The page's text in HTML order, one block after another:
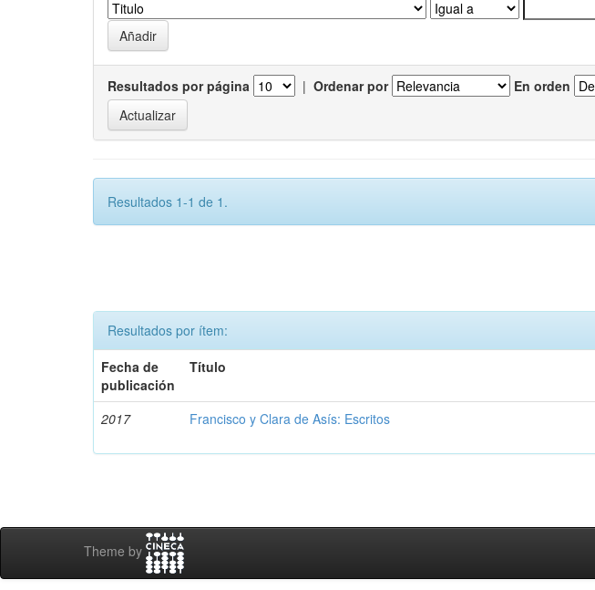
Resultados por página | Ordenar por En orden
Resultados 1-1 de 1.
Resultados por ítem:
Fecha de
publicación
Título
2017 Francisco y Clara de Asís: Escritos
Theme by